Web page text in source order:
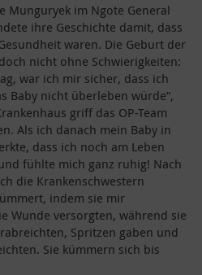
Munguryek im Ngote General
ihre Geschichte damit, dass
waren. Die Geburt der
nicht ohne Schwierigkeiten:
war ich mir sicher, dass ich
Baby nicht überleben würde“,
griff das OP-Team
Als ich danach mein Baby in
dass ich noch am Leben
fühlte mich ganz ruhig! Nach
die Krankenschwestern
indem sie mir
Wunde versorgten, während sie
Spritzen gaben und
Sie kümmern sich bis